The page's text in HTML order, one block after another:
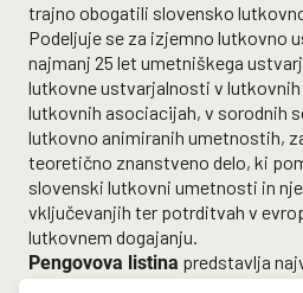
trajno obogatili slovensko
Podeljuje se za izjemno lutkovno
najmanj 25 let umetniškega
lutkovne ustvarjalnosti v lutkovnih
lutkovnih asociacijah, v sorodnih
lutkovno animiranih umetnostih,
teoretično znanstveno delo, ki
slovenski lutkovni umetnosti in
vključevanjih ter potrditvah v
lutkovnem dogajanju.
Pengovova listina predstavlja